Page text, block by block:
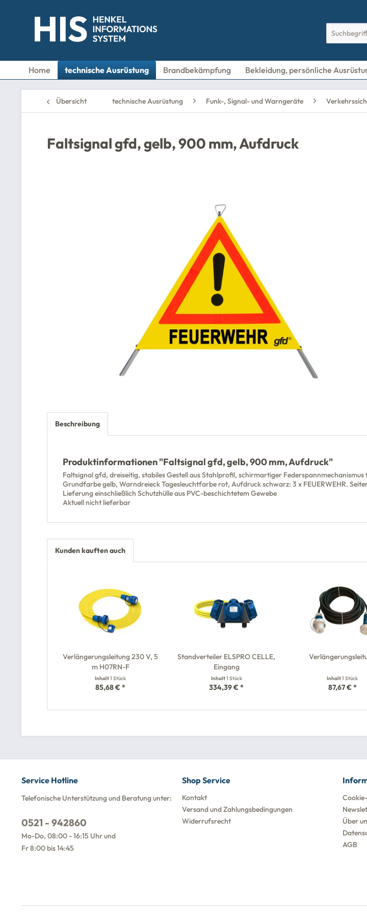
Home technische Ausrüstung Brandbekämpfung Bekleidung, persönliche
Übersicht technische Ausrüstung Funk-, Signal- und Warngeräte
Faltsignal gfd, gelb, 900 mm, Aufdruck
Beschreibung
Produktinformationen "Faltsignal gfd, gelb, 900 mm, Aufdruck"
Faltsignal gfd, dreiseitig, stabiles Gestell aus Stahlprofil, schirmartiger
Grundfarbe gelb, Warndreieck Tagesleuchtfarbe rot, Aufdruck schwarz: 3 x FEUERWEHR.
Lieferung einschließlich Schutzhülle aus PVC-beschichtetem Gewebe
Aktuell nicht lieferbar
Kunden kauften auch
Verlängerungsleitung 230 V, 5
m H07RN-F
Inhalt1 Stück
85,68 € *
Standverteiler ELSPRO CELLE,
Eingang
Inhalt1 Stück
334,39 € *
Inhalt1 Stück
87,67 € *
Service Hotline
Telefonische Unterstützung und Beratung unter:
0521 - 942860
Mo-Do, 08:00 - 16:15 Uhr und
Fr 8:00 bis 14:45
Shop Service
Kontakt
Versand und Zahlungsbedingungen
Widerrufsrecht
Über
AGB